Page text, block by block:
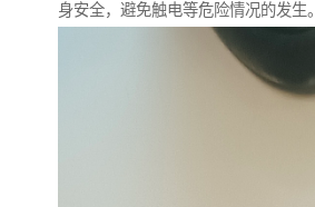
身安全，避免触电等危险情况的发生。